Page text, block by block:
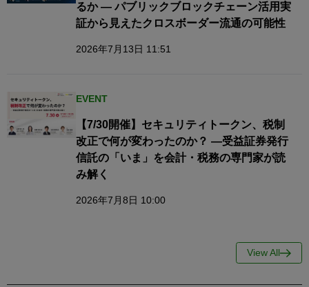
るか — パブリックブロックチェーン活用実
証から見えたクロスボーダー流通の可能性
2026年7月13日 11:51
EVENT
【7/30開催】セキュリティトークン、税制
改正で何が変わったのか？ ―受益証券発行
信託の「いま」を会計・税務の専門家が読
み解く
2026年7月8日 10:00
View All